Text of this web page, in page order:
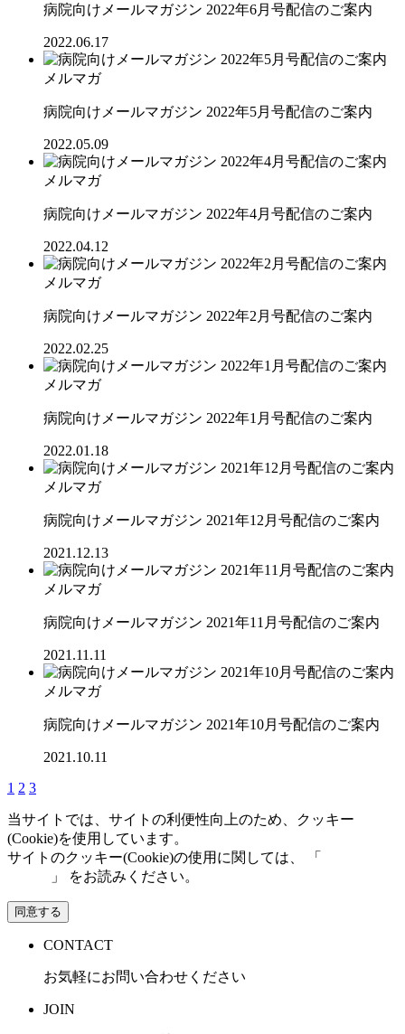
病院向けメールマガジン 2022年6月号配信のご案内
2022.06.17
メルマガ
病院向けメールマガジン 2022年5月号配信のご案内
2022.05.09
メルマガ
病院向けメールマガジン 2022年4月号配信のご案内
2022.04.12
メルマガ
病院向けメールマガジン 2022年2月号配信のご案内
2022.02.25
メルマガ
病院向けメールマガジン 2022年1月号配信のご案内
2022.01.18
メルマガ
病院向けメールマガジン 2021年12月号配信のご案内
2021.12.13
メルマガ
病院向けメールマガジン 2021年11月号配信のご案内
2021.11.11
メルマガ
病院向けメールマガジン 2021年10月号配信のご案内
2021.10.11
1 2 3
当サイトでは、サイトの利便性向上のため、クッキー
(Cookie)を使用しています。
サイトのクッキー(Cookie)の使用に関しては、 「
」 をお読みください。
同意する
CONTACT
お気軽にお問い合わせください
JOIN